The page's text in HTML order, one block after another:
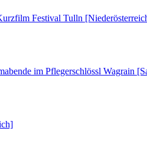
Festival Tulln
im Pflegerschlössl Wagrain